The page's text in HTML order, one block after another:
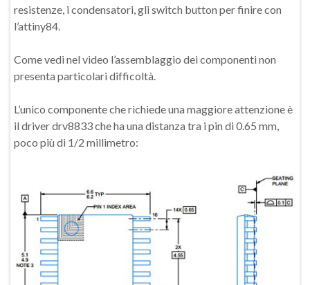
resistenze, i condensatori, gli switch button per finire con
l’attiny84.
Come vedi nel video l’assemblaggio dei componenti non
presenta particolari difficoltà.
L’unico componente che richiede una maggiore attenzione è
il driver drv8833 che ha una distanza tra i pin di 0.65 mm,
poco più di 1/2 millimetro: